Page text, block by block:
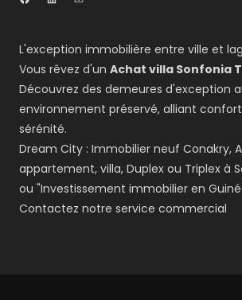
L'exception immobilière entre ville et
Vous rêvez d'un Achat villa Sonfonia
Découvrez des demeures d'exception
environnement préservé, alliant
sérénité.
Dream City : Immobilier neuf Conakry,
appartement, villa, Duplex ou Triplex à
ou "Investissement immobilier en
Contactez notre service commercial